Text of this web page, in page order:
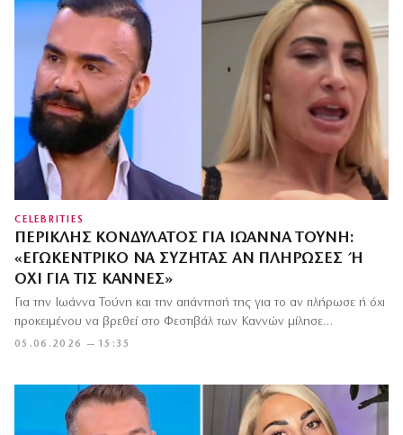
CELEBRITIES
ΠΕΡΙΚΛΉΣ ΚΟΝΔΥΛΆΤΟΣ ΓΙΑ ΙΩΆΝΝΑ ΤΟΎΝΗ:
«ΕΓΩΚΕΝΤΡΙΚΌ ΝΑ ΣΥΖΗΤΆΣ ΑΝ ΠΛΉΡΩΣΕΣ Ή Ό
ΧΙ ΓΙΑ ΤΙΣ ΚΆΝΝΕΣ»
05.06.2026 — 15:35
Για την Ιωάννα Τούνη και την απάντησή της για το αν πλήρωσε ή όχι
προκειμένου να βρεθεί στο Φεστιβάλ των Καννών μίλησε…